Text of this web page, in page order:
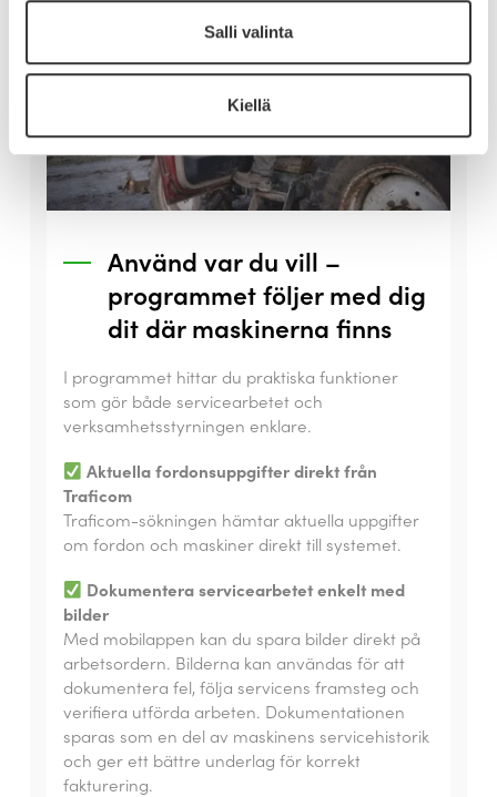
Salli valinta
Kiellä
Använd var du vill –
programmet följer med dig
dit där maskinerna finns
I programmet hittar du praktiska funktioner
som gör både servicearbetet och
verksamhetsstyrningen enklare.
Aktuella fordonsuppgifter direkt från
Traficom
Traficom-sökningen hämtar aktuella uppgifter
om fordon och maskiner direkt till systemet.
Dokumentera servicearbetet enkelt med
bilder
Med mobilappen kan du spara bilder direkt på
arbetsordern. Bilderna kan användas för att
dokumentera fel, följa servicens framsteg och
verifiera utförda arbeten. Dokumentationen
sparas som en del av maskinens servicehistorik
och ger ett bättre underlag för korrekt
fakturering.